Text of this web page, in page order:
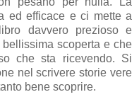
ed efficace e ci mette a
davvero prezioso e
scoperta e che
che sta ricevendo. Si
nel scrivere storie vere
bene scoprire.